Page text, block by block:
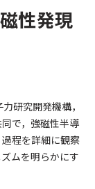
性発現
研究開発機構，
で，強磁性半導
程を詳細に観察
ムを明らかにす